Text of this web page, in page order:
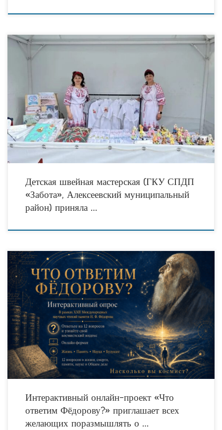
Детская швейная мастерская, действующая на базе ГКУ СПДП «Забота»
Алексеевского муниципального района, стала участником XXIV Фестиваля
колокольного звона «Алексеевские перезвоны – 2026». Ежегодное
мероприятие объединило
Детская швейная мастерская (ГКУ СПДП
«Забота», Алексеевский муниципальный
район) приняла …
В рамках XXII Международных научных чтений памяти Николая Фёдоровича
Фёдорова запускается интерактивный просветительский онлайн-проект «Что
ответим Фёдорову?». Участникам предлагают ответить на 12
мировоззренческих вопросов, связанных
Интерактивный онлайн-проект «Что
ответим Фёдорову?» приглашает всех
желающих поразмышлять о …